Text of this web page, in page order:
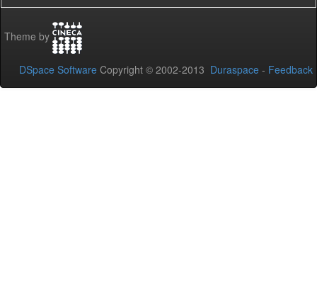
Theme by
DSpace Software Copyright © 2002-2013 Duraspace - Feedback